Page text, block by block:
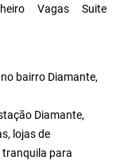
Vagas
Suite
bairro Diamante,
Diamante,
lojas de
tranquila para